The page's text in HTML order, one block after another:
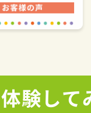
体験して